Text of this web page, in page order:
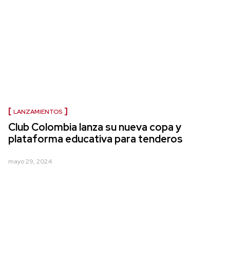
LANZAMIENTOS
Club Colombia lanza su nueva copa y
plataforma educativa para tenderos
mayo 29, 2024